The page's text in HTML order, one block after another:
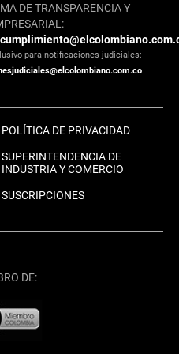
DE TRANSPARENCIA Y
para notificaciones judiciales:
POLÍTICA DE PRIVACIDAD
SUPERINTENDENCIA DE
INDUSTRIA Y COMERCIO
SUSCRIPCIONES
DE: